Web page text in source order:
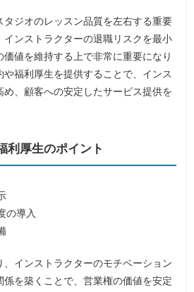
タジオのレッスン品質を左右する重要
インストラクターの退職リスクを最小
値を維持する上で非常に重要になり
や福利厚生を提供することで、インス
め、顧客への安定したサービス提供を
利厚生のポイント
の導入
、インストラクターのモチベーション
係を築くことで、営業権の価値を安定